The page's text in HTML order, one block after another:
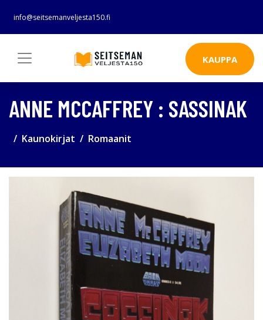
info@seitsemanveljesta150.fi
KAUPPA
ANNE MCCAFFREY : SASSINAK
Kaunokirjat Romaanit